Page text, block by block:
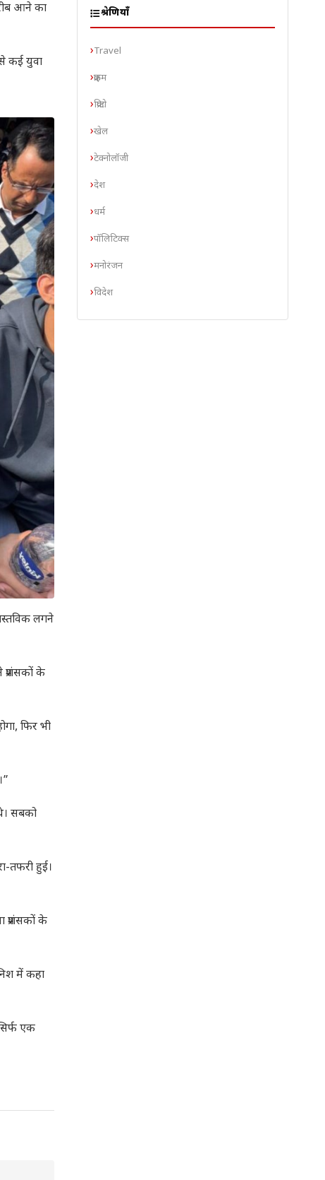
आने का
कई युवा
लगने
के
फिर भी
सबको
तफरी हुई।
के
में कहा
एक
श्रेणियाँ
Travel
क्राइम
क्रिप्टो
खेल
टेक्नोलॉजी
देश
धर्म
पॉलिटिक्स
मनोरंजन
विदेश